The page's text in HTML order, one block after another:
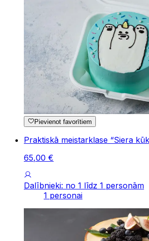
Pievienot favorītiem
Praktiskā meistarklase “Siera
65,00 €
Dalībnieki: no 1 līdz 1 personām
1 personai